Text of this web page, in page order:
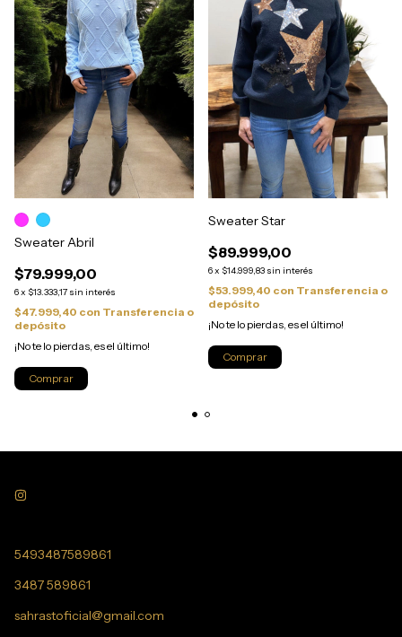
Sweater Abril
$79.999,00
6x $13.333,17 sin interés
$47.999,40 con Transferencia o
depósito
¡No te lo pierdas, es el último!
Comprar
Sweater Star
$89.999,00
6x $14.999,83 sin interés
$53.999,40 con Transferencia o
depósito
¡No te lo pierdas, es el último!
Comprar
5493487589861
3487 589861
sahrastoficial@gmail.com